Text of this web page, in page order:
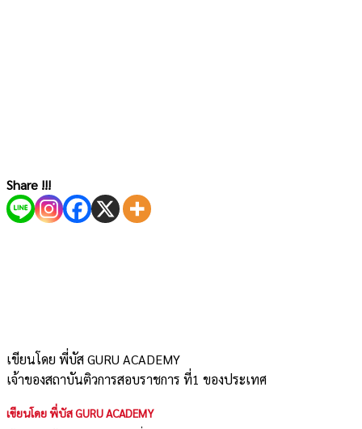
Share !!!
เขียนโดย พี่บัส GURU ACADEMY
เจ้าของสถาบันติวการสอบราชการ ที่1 ของประเทศ
เขียนโดย พี่บัส GURU ACADEMY